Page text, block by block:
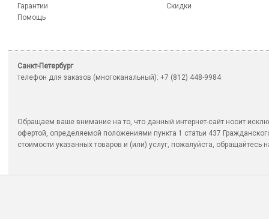
Гарантии
Помощь
Скидки
Санкт-Петербург
телефон для заказов (многоканальный): +7 (812) 448-9984
Обращаем ваше внимание на то, что данный интернет-сайт носит
офертой, определяемой положениями пункта 1 статьи 437
стоимости указанных товаров и (или) услуг, пожалуйста, обращайтесь